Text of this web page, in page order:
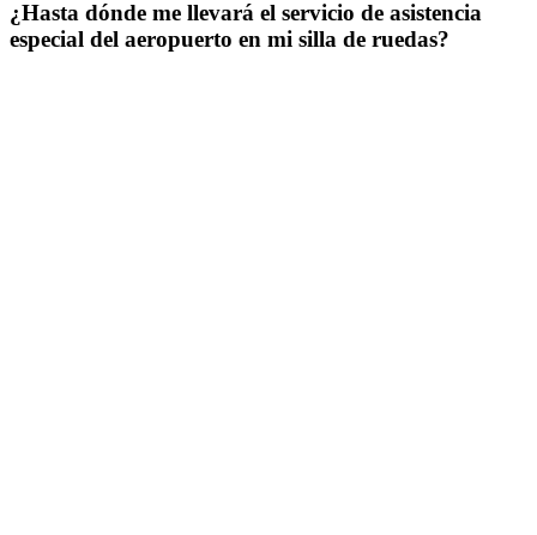
¿Hasta dónde me llevará el servicio de asistencia
especial del aeropuerto en mi silla de ruedas?